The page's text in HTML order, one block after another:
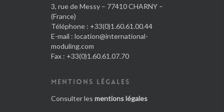
3, rue de Messy – 77410 CHARNY –
(France)
Téléphone : +33(0)1.60.61.00.44
E-mail : location@international-
moduling.com
Fax : +33(0)1.60.61.07.70
MENTIONS LÉGALES
Consulter les mentions légales